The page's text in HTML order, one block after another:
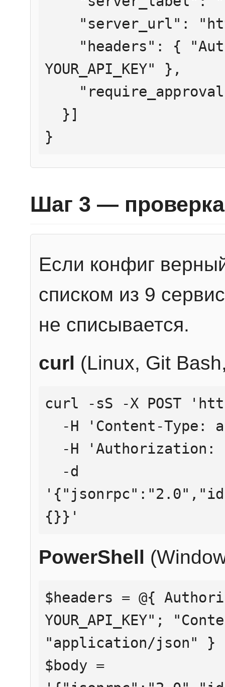
YOUR_API_KEY" },
}
Шаг 3 — проверка
Если конфиг
списком из 9
не списывается.
curl (Linux, Git
curl -sS -X POST
{}}'
PowerShell
$headers = @{
YOUR_API_KEY";
"application/json" }
$body =